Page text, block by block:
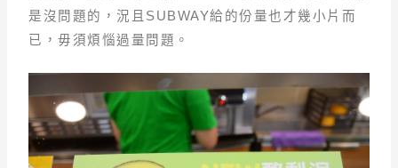
是沒問題的，況且SUBWAY給的份量也才幾小片而
已，毋須煩惱過量問題。